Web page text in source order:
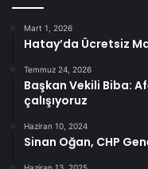
Mart 1, 2026
Hatay’da Ücretsiz
Temmuz 24, 2026
Başkan Vekili Biba:
çalışıyoruz
Haziran 10, 2024
Sinan Oğan, CHP